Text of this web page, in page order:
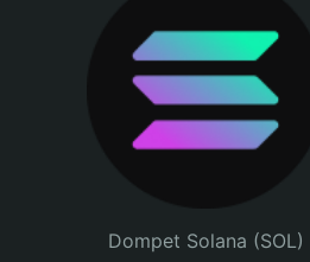
Dompet Solana (SOL)